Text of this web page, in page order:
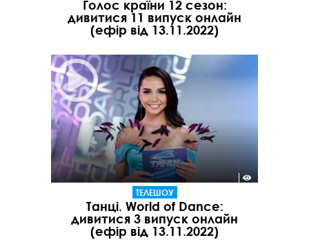
Голос країни 12 сезон:
дивитися 11 випуск онлайн
(ефір від 13.11.2022)
ТЕЛЕШОУ
Танці. World of Dance:
дивитися 3 випуск онлайн
(ефір від 13.11.2022)